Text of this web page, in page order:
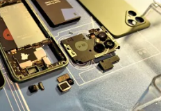
少150萬組廢棄量。雖然台灣
（根據環境部資源循環署
殼因為材質複雜，相較手機回
高回收價值的金屬，丟掉的手
回收體系，只能成為廢棄物，
染與資源浪費。RE-THINK 調